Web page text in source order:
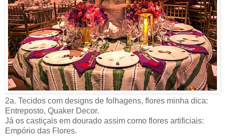
2a. Tecidos com designs de folhagens, flores minha dica:
Entreposto, Quaker Decor.
Já os castiçais em dourado assim como flores artificiais:
Empório das Flores.